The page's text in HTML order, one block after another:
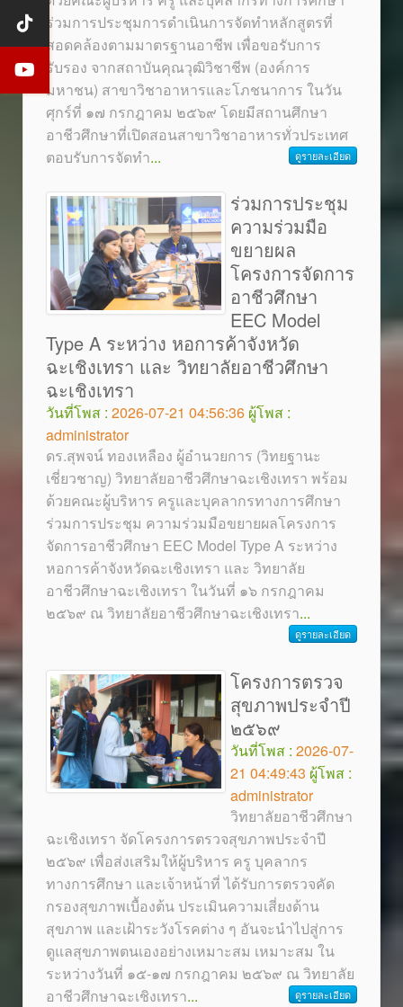
ร่วมการประชุมการดำเนินการจัดทำหลักสูตรที่
สอดคล้องตามมาตรฐานอาชีพ เพื่อขอรับการ
รับรอง จากสถาบันคุณวุฒิวิชาชีพ (องค์การ
มหาชน) สาขาวิชาอาหารและโภชนาการ ในวัน
ศุกร์ที่ ๑๗ กรกฎาคม ๒๕๖๙ โดยมีสถานศึกษา
อาชีวศึกษาที่เปิดสอนสาขาวิชาอาหารทั่วประเทศ
ตอบรับการจัดทำ... ดูรายละเอียด
ร่วมการประชุม
ความร่วมมือ
ขยายผล
โครงการจัดการ
อาชีวศึกษา
EEC Model
Type A ระหว่าง หอการค้าจังหวัด
ฉะเชิงเทรา และ วิทยาลัยอาชีวศึกษา
ฉะเชิงเทรา
วันที่โพส : 2026-07-21 04:56:36 ผู้โพส :
administrator
ดร.สุพจน์ ทองเหลือง ผู้อำนวยการ (วิทยฐานะ
เชี่ยวชาญ) วิทยาลัยอาชีวศึกษาฉะเชิงเทรา พร้อม
ด้วยคณะผู้บริหาร ครูและบุคลากรทางการศึกษา
ร่วมการประชุม ความร่วมมือขยายผลโครงการ
จัดการอาชีวศึกษา EEC Model Type A ระหว่าง
หอการค้าจังหวัดฉะเชิงเทรา และ วิทยาลัย
อาชีวศึกษาฉะเชิงเทรา ในวันที่ ๑๖ กรกฎาคม
๒๕๖๙ ณ วิทยาลัยอาชีวศึกษาฉะเชิงเทรา...
ดูรายละเอียด
โครงการตรวจ
สุขภาพประจำปี
๒๕๖๙
วันที่โพส : 2026-07-
21 04:49:43 ผู้โพส :
administrator
วิทยาลัยอาชีวศึกษา
ฉะเชิงเทรา จัดโครงการตรวจสุขภาพประจำปี
๒๕๖๙ เพื่อส่งเสริมให้ผู้บริหาร ครู บุคลากร
ทางการศึกษา และเจ้าหน้าที่ ได้รับการตรวจคัด
กรองสุขภาพเบื้องต้น ประเมินความเสี่ยงด้าน
สุขภาพ และเฝ้าระวังโรคต่าง ๆ อันจะนำไปสู่การ
ดูแลสุขภาพตนเองอย่างเหมาะสม เหมาะสม ใน
ระหว่างวันที่ ๑๕-๑๗ กรกฎาคม ๒๕๖๙ ณ วิทยาลัย
อาชีวศึกษาฉะเชิงเทรา... ดูรายละเอียด